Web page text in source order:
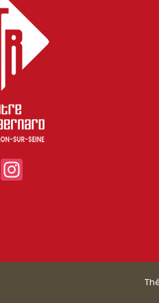
Facebook